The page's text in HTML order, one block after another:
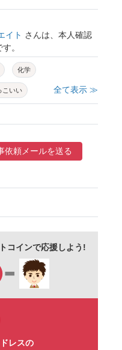
イト さんは、本人確認
。
化学
こいい
デーション
全て表示 ≫
依頼メールを送る
コインで応援しよう!
レスの